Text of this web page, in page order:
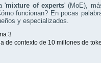
'mixture of experts' (MoE),
funcionan? En pocas
y especializados.
3
de contexto de 10 millones de